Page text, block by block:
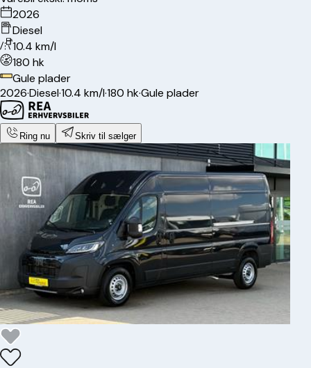
2026
Diesel
10.4 km/l
180 hk
Gule plader
2026·Diesel·10.4 km/l·180 hk·Gule plader
Ring nu Skriv til sælger